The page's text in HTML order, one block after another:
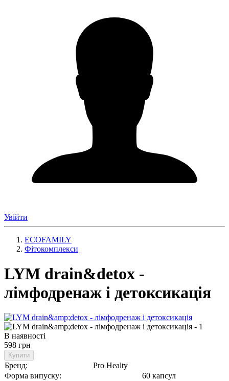
Увійти
ECOFAMILY
Фітокомплекси
LYM drain&detox -
лімфодренаж і детоксикація
В наявності
598 грн
Купити
Бренд:
Pro Healty
Форма випуску:
60 капсул